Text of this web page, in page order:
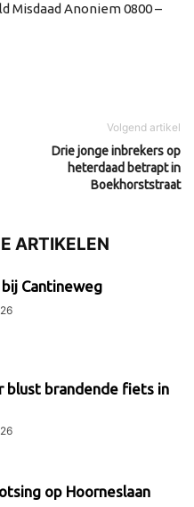
Misdaad Anoniem 0800 –
Volgend artikel
Drie jonge inbrekers op
heterdaad betrapt in
Boekhorststraat
ARTIKELEN
Cantineweg
blust brandende fiets in
op Hoorneslaan